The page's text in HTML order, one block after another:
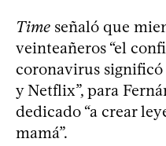
Time señaló que
veinteañeros “el
coronavirus significó
y Netflix”, para
dedicado “a crear
mamá”.